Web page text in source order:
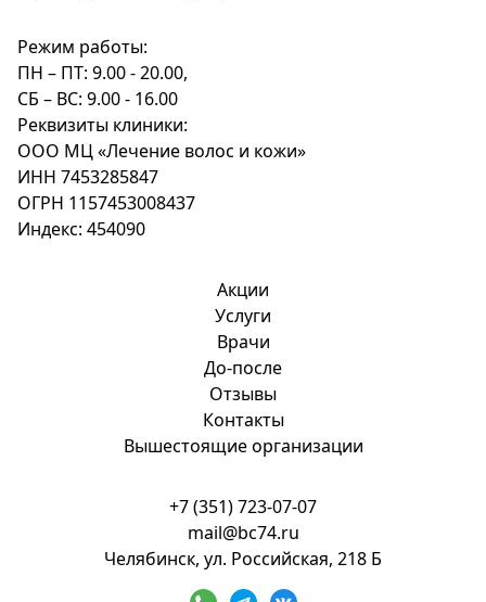
Режим работы:
ПН – ПТ: 9.00 - 20.00,
СБ – ВС: 9.00 - 16.00
Реквизиты клиники:
ООО МЦ «Лечение волос и кожи»
ИНН 7453285847
ОГРН 1157453008437
Индекс: 454090
Акции
Услуги
Врачи
До-после
Отзывы
Контакты
Вышестоящие организации
+7 (351) 723-07-07
mail@bc74.ru
Челябинск, ул. Российская, 218 Б